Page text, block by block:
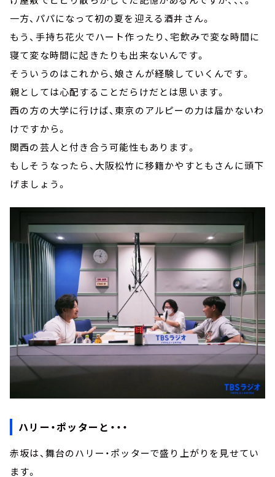
一方、パパになって初の夏を迎える酒井さん。
もう、手持ち花火でハート作ったり、宅飲みで変な時間に
寝て変な時間に起きたりも出来ないんです。
そういうのはこれから、娘さんが経験していくんです。
親としては心配することだらけだとは思います。
西の方の大学に行けば、東京のアルピーの力は届かないわ
けですから。
関西の芸人と付き合う可能性もあります。
もしそうなったら、大阪松竹に移籍かやすともさんに頭下
げましょう。
ハリー・ポッターと・・・
赤坂は、舞台のハリー・ポッターで盛り上がりを見せてい
ます。